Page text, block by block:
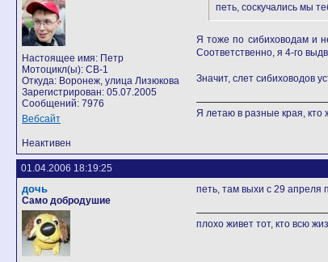
Настоящее имя: Петр
Мотоцикл(ы): CB-1
Откуда: Воронеж, улица Лизюкова
Зарегистрирован: 05.07.2005
Сообщений: 7976
Вебсайт
петь, соскучались мы
Я тоже по сибиховодам и
Соответственно, я 4-го
Значит, слет сибиховодов
Я летаю в разные края, кто
Неактивен
01.04.2006 18:19:25
дочь
Само добродушие
петь, там выхи с 29 апреля
плохо живет тот, кто всю